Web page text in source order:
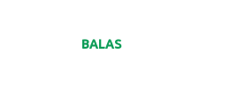
BALAS